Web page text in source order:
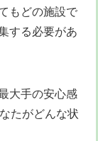
もどの施設で
する必要があ
大手の安心感
たがどんな状